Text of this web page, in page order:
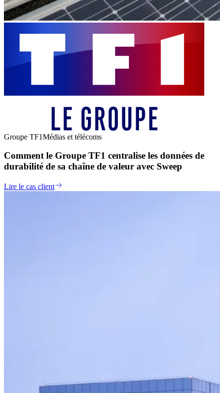
Groupe TF1Médias et télécoms
Comment le Groupe TF1 centralise les données de
durabilité de sa chaîne de valeur avec Sweep
Lire le cas client